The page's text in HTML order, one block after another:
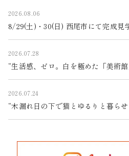
2026.08.06
8/29(土)・30(日) 西尾市にて完成見
2026.07.28
“生活感、ゼロ。白を極めた「美術館
2026.07.24
“木漏れ日の下で猫とゆるりと暮らせ